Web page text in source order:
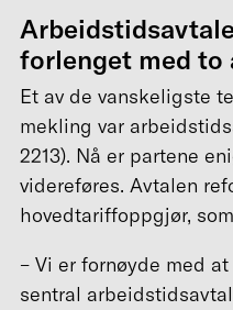
forlenget med to
Et av de vanskeligste
mekling var
2213). Nå er partene
videreføres. Avtalen
hovedtariffoppgjør,
– Vi er fornøyde med
sentral